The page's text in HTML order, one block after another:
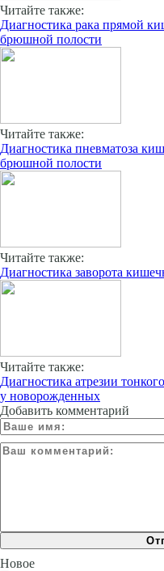
Читайте также:
Диагностика рака прямой
брюшной полости
Читайте также:
Диагностика пневматоза
брюшной полости
Читайте также:
Диагностика заворота
Читайте также:
Диагностика атрезии
у новорожденных
Добавить комментарий
Новое